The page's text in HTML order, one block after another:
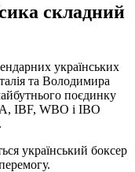
складний
українських
та Володимира
поєдинку
IBF, WBO і IBO
український боксер